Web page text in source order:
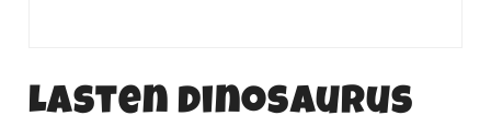
Lasten dinosaurus